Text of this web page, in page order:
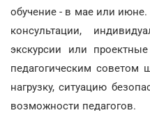
обучение - в мае или
консультации,
экскурсии или
педагогическим советом
нагрузку, ситуацию
возможности педагогов.